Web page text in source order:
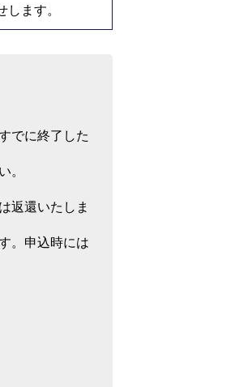
ます。
でに終了した
。
返還いたしま
。申込時には